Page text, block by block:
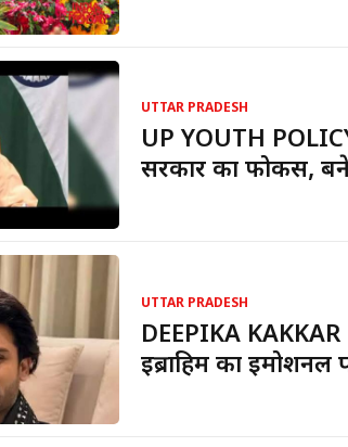
UTTAR PRADESH
UP YOUTH
सरकार का फोकस,
UTTAR PRADESH
DEEPIKA
इब्राहिम का